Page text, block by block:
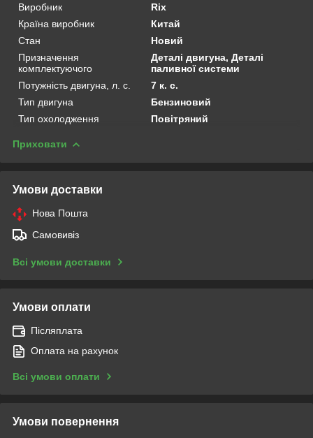
Виробник
Rix
Країна виробник
Китай
Стан
Новий
Призначення
комплектуючого
Деталі двигуна, Деталі
паливної системи
Потужність двигуна, л. с.
7 к. с.
Тип двигуна
Бензиновий
Тип охолодження
Повітряний
Приховати
Умови доставки
Нова Пошта
Самовивіз
Всі умови доставки
Умови оплати
Післяплата
Оплата на рахунок
Всі умови оплати
Умови повернення